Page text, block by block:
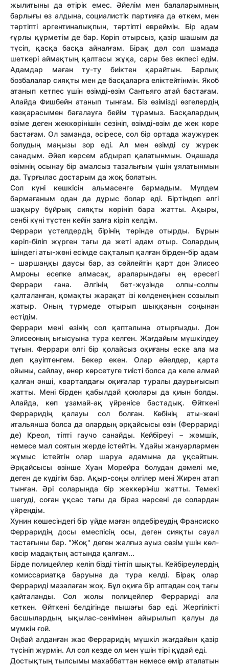
жылитыны да өтірік емес. Әйелім мен балаларымның
барлығы өз алдына, социалистік партияға да өткем, мен
тәртіпті аргентиналықпын, тәртіпті евреймін. Бір адам
ғұрлы құрметім де бар. Көріп отырсыз, қазір шашым да
түсіп, қасқа басқа айналғам. Бірақ дәл сол шамада
шеткері аймақтың қалтасы жұқа, сары без өкпесі едім.
Адамдар маған ту-ту биіктен қарайтын. Барлық
бозбалалар сияқты мен де басқаларға еліктейтінмін. Якоб
атанып кетпес үшін өзімді-өзім Сантьяго атай бастағам.
Алайда Фишбейн атанып тынғам. Біз өзімізді өзгелердің
көзқарасымен бағалауға бейім тұрамыз. Басқалардың
өзіме деген жеккөрінішін сезініп, өзімді-өзім де жек көре
бастағам. Ол заманда, әсіресе, сол бір ортада жаужүрек
болудың маңызы зор еді. Ал мен өзімді су жүрек
санадым. Әйел көрсем абдырап қалатынмын. Оңашада
өзімнің осынау бір амалсыз тазалығым үшін ұялатынмын
да. Тұрғылас достарым да жоқ болатын.
Сол күні кешкісін альмасенге бармадым. Мүлдем
бармағаным одан да дұрыс болар еді. Біртіндеп әлгі
шақыру бұйрық сияқты көрініп бара жатты. Ақыры,
сенбі күні түстен кейін залға кіріп келдім.
Феррари үстелдердің бірінің төрінде отырды. Бұрын
көріп-біліп жүрген тағы да жеті адам отыр. Солардың
ішіндегі аты-жөні есімде сақталып қалған бірден-бір адам
− шаршаңқы даусы бар, аз сөйлейтін қарт дон Элисео
Амроны есепке алмасақ, араларындағы ең ересегі
Феррари ғана. Әлгінің бет-жүзінде олпы-солпы
қалталанған, қомақты жарақат ізі көлденеңінен созылып
жатыр. Оның түрмеде отырып шыққанын соңынан
естідім.
Феррари мені өзінің сол қапталына отырғызды. Дон
Элисеоның ығысуына тура келген. Жағдайым мүшкілдеу
тұғын. Феррари әлгі бір қолайсыз оқиғаны еске ала ма
деп қауіптенгем. Бекер екен. Олар әйелдер, қарта
ойыны, сайлау, өнер көрсетуге тиісті болса да келе алмай
қалған әнші, кварталдағы оқиғалар туралы даурығысып
жатты. Мені бірден қабылдай қоюлары да қиын болды.
Алайда, көп ұзамай-ақ үйренісе бастадық. Өйткені
Ферраридің қалауы сол болған. Көбінің аты-жөні
итальянша болса да олардың әрқайсысы өзін (Феррариді
де) Креол, тіпті гаучо санайды. Кейбіреуі − жәмшік,
немесе мал соятын жерде істейтін. Ұдайы жануарлармен
жұмыс істейтін олар шаруа адамына да ұқсайтын.
Әрқайсысы өзінше Хуан Морейра болудан дәмелі ме,
деген де күдігім бар. Ақыр-соңы әлгілер мені Жирен атап
тынған. Әрі соларында бір жеккөрініш жатты. Темекі
шегуді, соған ұқсас тағы да біраз нәрсені де солардан
үйрендім.
Хунин көшесіндегі бір үйде маған әлдебіреудің Франсиско
Ферраридің досы емеспісің осы, деген сияқты сауал
тастағыны бар. "Жоқ" деген жалғыз ауыз сөзім үшін көл-
көсір мадақтың астында қалғам...
Бірде полицейлер келіп бізді тінтіп шықты. Кейбіреулердің
комиссариатқа баруына да тура келді. Бірақ олар
Феррариді мазалаған жоқ. Бұл оқиға бір аптадан соң тағы
қайталанды. Сол жолы полицейлер Феррариді ала
кеткен. Өйткені белдігінде пышағы бар еді. Жергілікті
басшылардың ықылас-сенімінен айырылып қалуы да
мүмкін ғой.
Оңбай алданған жас Ферраридің мүшкіл жағдайын қазір
түсініп жүрмін. Ал сол кезде ол мен үшін тірі құдай еді.
Достықтың тылсымы махаббаттан немесе өмір аталатын